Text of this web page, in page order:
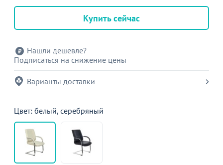
Купить сейчас
Нашли дешевле?
Подписаться на снижение цены
Варианты доставки
Цвет: белый, серебряный